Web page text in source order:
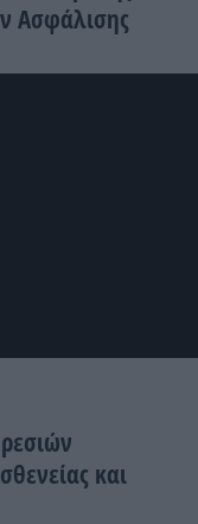
Ασφάλισης
και